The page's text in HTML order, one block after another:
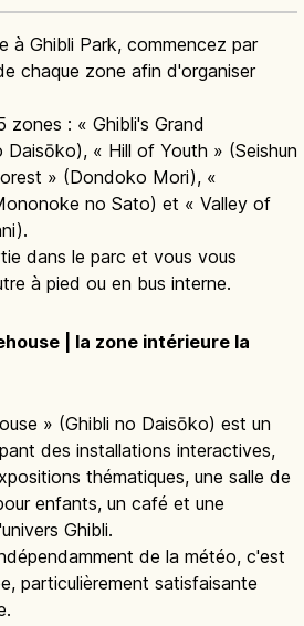
à Ghibli Park, commencez par
chaque zone afin d'organiser
zones : « Ghibli's Grand
Daisōko), « Hill of Youth » (Seishun
» (Dondoko Mori), «
no Sato) et « Valley of
dans le parc et vous vous
à pied ou en bus interne.
| la zone intérieure la
» (Ghibli no Daisōko) est un
des installations interactives,
thématiques, une salle de
enfants, un café et une
Ghibli.
de la météo, c'est
particulièrement satisfaisante